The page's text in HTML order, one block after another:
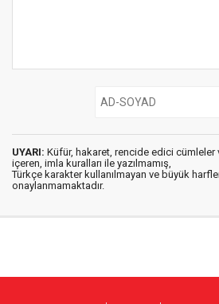
UYARI: Küfür, hakaret, rencide edici cümleler
içeren, imla kuralları ile yazılmamış,
Türkçe karakter kullanılmayan ve büyük
onaylanmamaktadır.